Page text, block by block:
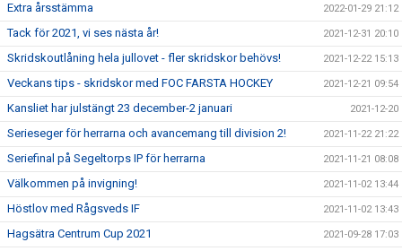
Extra årsstämma 2022-01-29 21:12
Tack för 2021, vi ses nästa år! 2021-12-31 20:10
Skridskoutlåning hela jullovet - fler skridskor behövs! 2021-12-22 15:13
Veckans tips - skridskor med FOC FARSTA HOCKEY 2021-12-21 09:54
Kansliet har julstängt 23 december-2 januari 2021-12-20
Serieseger för herrarna och avancemang till division 2! 2021-11-22 21:22
Seriefinal på Segeltorps IP för herrarna 2021-11-21 08:08
Välkommen på invigning! 2021-11-02 13:44
Höstlov med Rågsveds IF 2021-11-02 13:43
Hagsätra Centrum Cup 2021 2021-09-28 17:03